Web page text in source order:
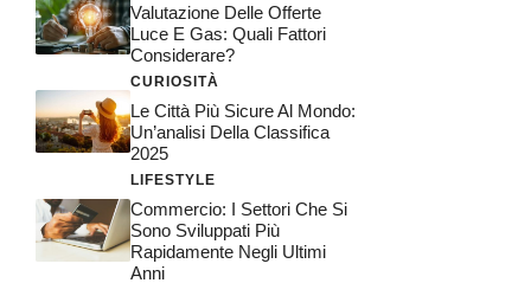
Valutazione Delle Offerte
Luce E Gas: Quali Fattori
Considerare?
CURIOSITÀ
Le Città Più Sicure Al Mondo:
Un’analisi Della Classifica
2025
LIFESTYLE
Commercio: I Settori Che Si
Sono Sviluppati Più
Rapidamente Negli Ultimi
Anni